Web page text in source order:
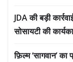
JDA की बड़ी
सोसायटी की
फ़िल्म ‘सागवान’